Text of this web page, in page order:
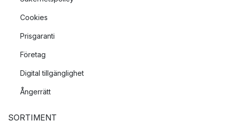
Cookies
Prisgaranti
Företag
Digital tillgänglighet
Ångerrätt
SORTIMENT